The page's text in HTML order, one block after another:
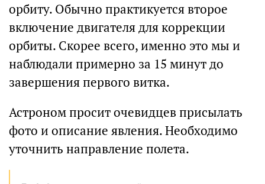
орбиту. Обычно практикуется второе
включение двигателя для коррекции
орбиты. Скорее всего, именно это мы и
наблюдали примерно за 15 минут до
завершения первого витка.
Астроном просит очевидцев присылать
фото и описание явления. Необходимо
уточнить направление полета.